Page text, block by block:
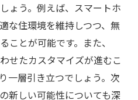
ょう。例えば、スマートホ
な住環境を維持しつつ、無
ことが可能です。また、
せたカスタマイズが進むこ
一層引き立つでしょう。次
新しい可能性についても深